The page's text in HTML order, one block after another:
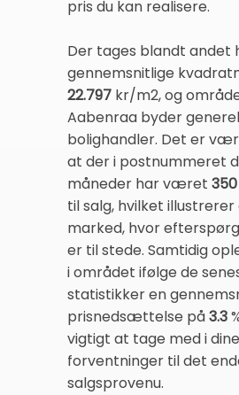
pris du kan realisere.
Der tages blandt andet
gennemsnitlige
22.797 kr/m2, og
Aabenraa byder
bolighandler. Det er
at der i postnummeret
måneder har været 350
til salg, hvilket
marked, hvor
er til stede. Samtidig
i området ifølge de
statistikker en
prisnedsættelse på3.3
vigtigt at tage med i dine
forventninger til det
salgsprovenu.